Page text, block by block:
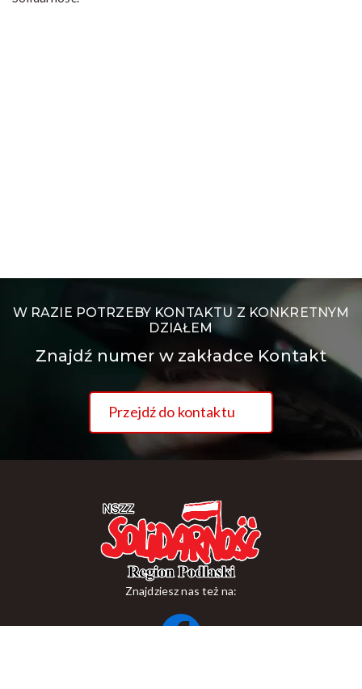
W RAZIE POTRZEBY KONTAKTU Z KONKRETNYM
DZIAŁEM
Znajdź numer w zakładce Kontakt
Przejdź do kontaktu
Znajdziesz nas też na: